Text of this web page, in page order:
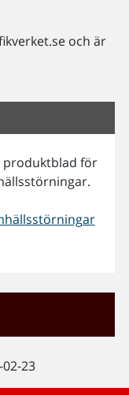
och är
produktblad för
23